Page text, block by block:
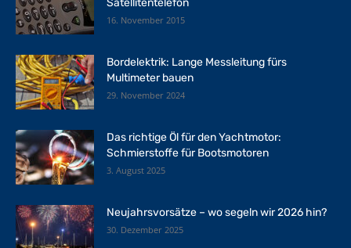
Satellitentelefon
16. November 2015
Bordelektrik: Lange Messleitung fürs
Multimeter bauen
29. November 2024
Das richtige Öl für den Yachtmotor:
Schmierstoffe für Bootsmotoren
3. August 2025
Neujahrsvorsätze – wo segeln wir 2026 hin?
30. Dezember 2025